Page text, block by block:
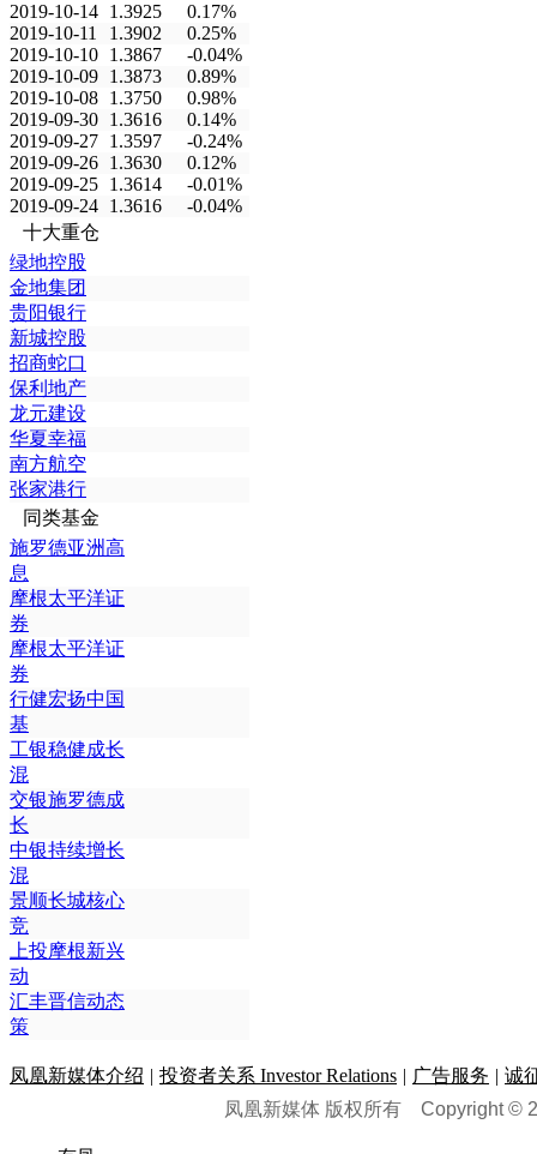
2019-10-14 1.3925
0.17%
2019-10-11
1.3902
0.25%
2019-10-10 1.3867
-0.04%
2019-10-09 1.3873
0.89%
2019-10-08 1.3750
0.98%
2019-09-30 1.3616
0.14%
2019-09-27 1.3597
-0.24%
2019-09-26 1.3630
0.12%
2019-09-25 1.3614
-0.01%
2019-09-24 1.3616
-0.04%
十大重仓
绿地控股
金地集团
贵阳银行
新城控股
招商蛇口
保利地产
龙元建设
华夏幸福
南方航空
张家港行
同类基金
施罗德亚洲高
息
摩根太平洋证
券
摩根太平洋证
券
行健宏扬中国
基
工银稳健成长
混
交银施罗德成
长
中银持续增长
混
景顺长城核心
竞
上投摩根新兴
动
汇丰晋信动态
策
凤凰新媒体介绍 | 投资者关系 Investor Relations | 广告服务 | 诚
凤凰新媒体 版权所有 Copyright ©